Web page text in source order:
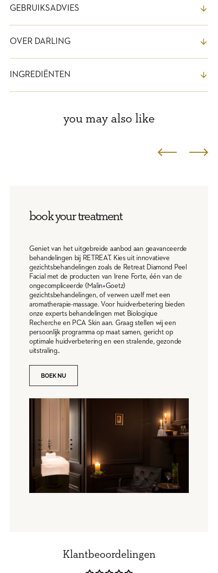
GEBRUIKSADVIES
OVER DARLING
INGREDIËNTEN
you may also like
book your treatment
Geniet van het uitgebreide aanbod aan geavanceerde
behandelingen bij RETREAT. Kies uit innovatieve
gezichtsbehandelingen zoals de Retreat Diamond Peel
Facial met de producten van Irene Forte, één van de
ongecompliceerde (Malin+Goetz)
gezichtsbehandelingen, of verwen uzelf met een
aromatherapie-massage. Voor huidverbetering bieden
onze experts behandelingen met Biologique
Recherche en PCA Skin aan. Graag stellen wij een
persoonlijk programma op maat samen, gericht op
optimale huidverbetering en een stralende, gezonde
uitstraling..
BOEK NU
Klantbeoordelingen